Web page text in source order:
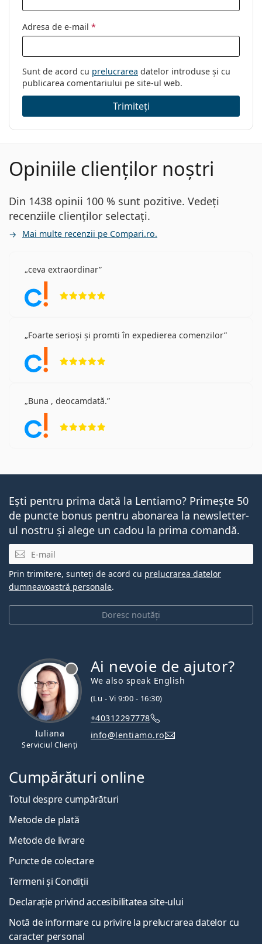
Adresa de e-mail *
Sunt de acord cu prelucrarea datelor introduse și cu
publicarea comentariului pe site-ul web.
Trimiteți
Opiniile clienților noștri
Din 1438 opinii 100 % sunt pozitive. Vedeți
recenziile clienților selectați.
Mai multe recenzii pe Compari.ro.
ceva extraordinar
Foarte serioși și promti în expedierea comenzilor
Buna , deocamdată.
Ești pentru prima dată la Lentiamo? Primește 50
de puncte bonus pentru abonarea la newsletter-
ul nostru și alege un cadou la prima comandă.
E-mail
Doresc noutăți
Prin trimitere, sunteți de acord cu prelucrarea datelor
dumneavoastră personale.
Iuliana
Serviciul Clienți
Ai nevoie de ajutor?
We also speak English
(Lu - Vi 9:00 - 16:30)
+40312297778
info@lentiamo.ro
Cumpărături online
Totul despre cumpărături
Metode de plată
Metode de livrare
Puncte de colectare
Termeni și Condiții
Declarație privind accesibilitatea site-ului
Notă de informare cu privire la prelucrarea datelor cu
caracter personal